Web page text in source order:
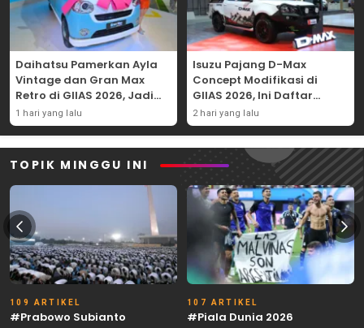
Daihatsu Pamerkan Ayla
Vintage dan Gran Max
Retro di GIIAS 2026, Jadi
Hadiah Undian
1 hari yang lalu
Isuzu Pajang D-Max
Concept Modifikasi di
GIIAS 2026, Ini Daftar
Ubahannya
2 hari yang lalu
TOPIK MINGGU INI
109 ARTIKEL
#Prabowo Subianto
107 ARTIKEL
#Piala Dunia 2026